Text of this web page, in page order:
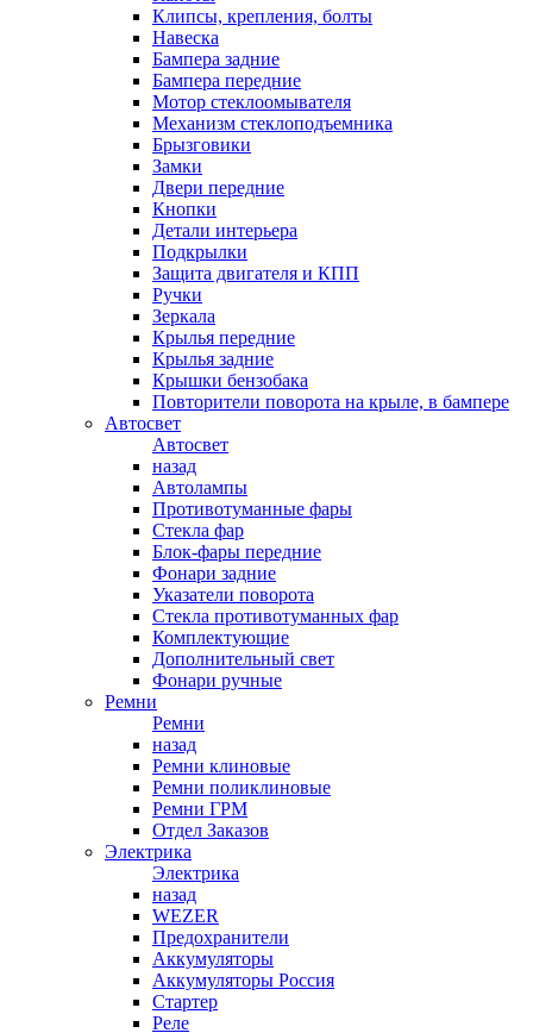
Клипсы, крепления, болты
Навеска
Бампера задние
Бампера передние
Мотор стеклоомывателя
Механизм стеклоподъемника
Брызговики
Замки
Двери передние
Кнопки
Детали интерьера
Подкрылки
Защита двигателя и КПП
Ручки
Зеркала
Крылья передние
Крылья задние
Крышки бензобака
Повторители поворота на крыле, в бампере
Автосвет
Автосвет
назад
Автолампы
Противотуманные фары
Стекла фар
Блок-фары передние
Фонари задние
Указатели поворота
Стекла противотуманных фар
Комплектующие
Дополнительный свет
Фонари ручные
Ремни
Ремни
назад
Ремни клиновые
Ремни поликлиновые
Ремни ГРМ
Отдел Заказов
Электрика
Электрика
назад
WEZER
Предохранители
Аккумуляторы
Аккумуляторы Россия
Стартер
Реле